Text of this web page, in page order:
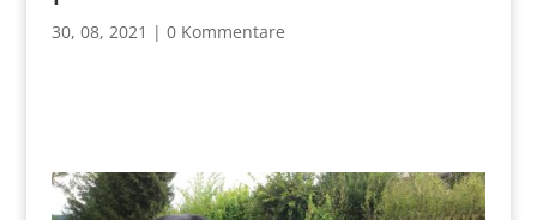
30, 08, 2021 | 0 Kommentare